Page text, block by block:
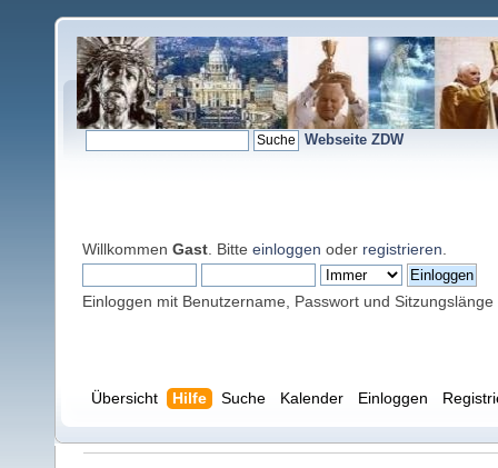
Webseite ZDW
Willkommen Gast . Bitte einloggen oder registrieren
Einloggen mit Benutzername, Passwort und Sitzungslänge
Übersicht Hilfe Suche Kalender Einloggen